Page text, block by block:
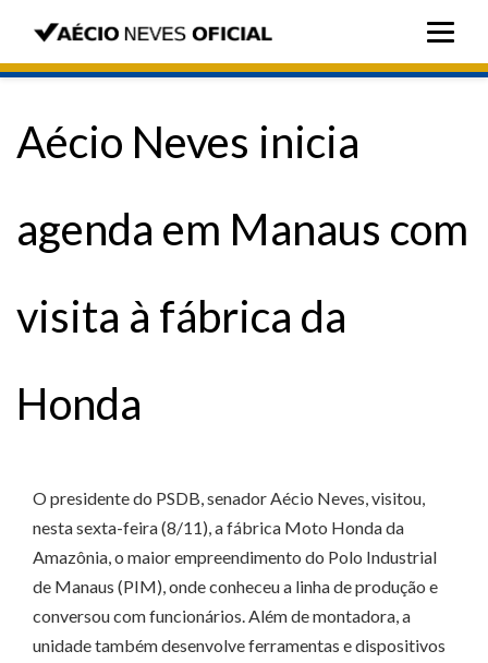
Aécio Neves inicia
agenda em Manaus com
visita à fábrica da
Honda
O presidente do PSDB, senador Aécio Neves, visitou,
nesta sexta-feira (8/11), a fábrica Moto Honda da
Amazônia, o maior empreendimento do Polo Industrial
de Manaus (PIM), onde conheceu a linha de produção e
conversou com funcionários. Além de montadora, a
unidade também desenvolve ferramentas e dispositivos